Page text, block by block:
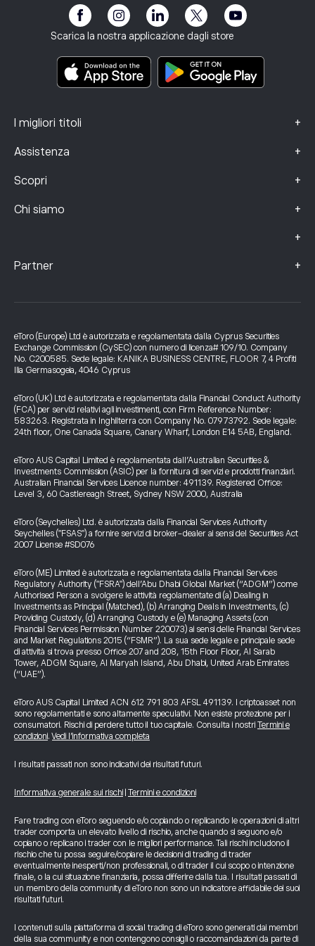
Scarica la nostra applicazione dagli store
I migliori titoli +
Assistenza +
Scopri +
Chi siamo +
Note Legali
+
Informativa sui rischi
Termini e condizioni
Documenti informativi chiave
Dati sui reclami (clienti FCA)
Partner +
Assicurazione sugli investimenti
eToro (Europe) Ltd è autorizzata e regolamentata dalla Cyprus Securities
Exchange Commission (CySEC) con numero di licenza# 109/10. Company
No. C200585. Sede legale: KANIKA BUSINESS CENTRE, FLOOR 7, 4 Profiti
Ilia Germasogeia, 4046 Cyprus
eToro (UK) Ltd è autorizzata e regolamentata dalla Financial Conduct Authority
(FCA) per servizi relativi agli investimenti, con Firm Reference Number:
583263. Registrata in Inghilterra con Company No. 07973792. Sede legale:
24th floor, One Canada Square, Canary Wharf, London E14 5AB, England.
eToro AUS Capital Limited è regolamentata dall’Australian Securities &
Investments Commission (ASIC) per la fornitura di servizi e prodotti finanziari.
Australian Financial Services Licence number: 491139. Registered Office:
Level 3, 60 Castlereagh Street, Sydney NSW 2000, Australia
eToro (Seychelles) Ltd. è autorizzata dalla Financial Services Authority
Seychelles ("FSAS") a fornire servizi di broker-dealer ai sensi del Securities Act
2007 License #SD076
eToro (ME) Limited è autorizzata e regolamentata dalla Financial Services
Regulatory Authority ("FSRA") dell’Abu Dhabi Global Market (“ADGM”) come
Authorised Person a svolgere le attività regolamentate di (a) Dealing in
Investments as Principal (Matched), (b) Arranging Deals in Investments, (c)
Providing Custody, (d) Arranging Custody e (e) Managing Assets (con
Financial Services Permission Number 220073) ai sensi delle Financial Services
and Market Regulations 2015 (“FSMR”). La sua sede legale e principale sede
di attività si trova presso Office 207 and 208, 15th Floor Floor, Al Sarab
Tower, ADGM Square, Al Maryah Island, Abu Dhabi, United Arab Emirates
(“UAE”).
eToro AUS Capital Limited ACN 612 791 803 AFSL 491139. I criptoasset non
sono regolamentati e sono altamente speculativi. Non esiste protezione per i
consumatori. Rischi di perdere tutto il tuo capitale. Consulta i nostri Termini e
condizioni.Vedi l’informativa completa
I risultati passati non sono indicativi dei risultati futuri.
Informativa generale sui rischi Termini e condizioni
Fare trading con eToro seguendo e/o copiando o replicando le operazioni di altri
trader comporta un elevato livello di rischio, anche quando si seguono e/o
copiano o replicano i trader con le migliori performance. Tali rischi includono il
rischio che tu possa seguire/copiare le decisioni di trading di trader
eventualmente inesperti/non professionali, o di trader il cui scopo o intenzione
finale, o la cui situazione finanziaria, possa differire dalla tua. I risultati passati di
un membro della community di eToro non sono un indicatore affidabile dei suoi
risultati futuri.
I contenuti sulla piattaforma di social trading di eToro sono generati dai membri
della sua community e non contengono consigli o raccomandazioni da parte di